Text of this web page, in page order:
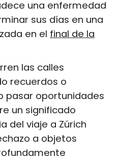
una enfermedad
sus días en una
en el final de la
las calles
recuerdos o
pasar oportunidades
un significado
del viaje a Zúrich
a objetos